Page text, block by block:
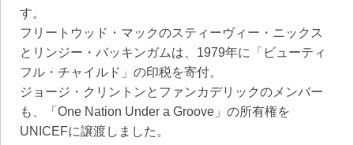
す。
フリートウッド・マックのスティーヴィー・ニックス
とリンジー・バッキンガムは、1979年に「ビューティ
フル・チャイルド」の印税を寄付。
ジョージ・クリントンとファンカデリックのメンバー
も、「One Nation Under a Groove」の所有権を
UNICEFに譲渡しました。